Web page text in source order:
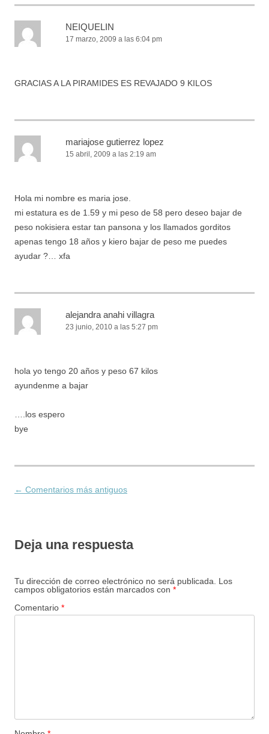
NEIQUELIN
17 marzo, 2009 a las 6:04 pm
GRACIAS A LA PIRAMIDES ES REVAJADO 9 KILOS
mariajose gutierrez lopez
15 abril, 2009 a las 2:19 am
Hola mi nombre es maria jose.
mi estatura es de 1.59 y mi peso de 58 pero deseo bajar de
peso nokisiera estar tan pansona y los llamados gorditos
apenas tengo 18 años y kiero bajar de peso me puedes
ayudar ?… xfa
alejandra anahi villagra
23 junio, 2010 a las 5:27 pm
hola yo tengo 20 años y peso 67 kilos
ayundenme a bajar
….los espero
bye
Navegación de comentarios
← Comentarios más antiguos
Deja una respuesta
Tu dirección de correo electrónico no será publicada.
Los
campos obligatorios están marcados con *
Comentario *